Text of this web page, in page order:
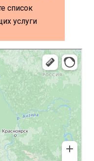
список
услуги